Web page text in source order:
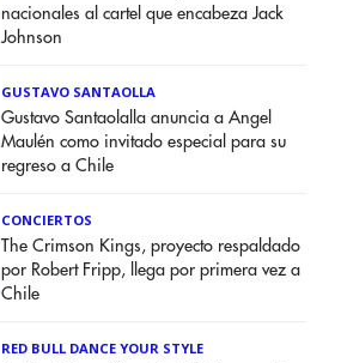
nacionales al cartel que encabeza Jack
Johnson
GUSTAVO SANTAOLLA
Gustavo Santaolalla anuncia a Angel
Maulén como invitado especial para su
regreso a Chile
CONCIERTOS
The Crimson Kings, proyecto respaldado
por Robert Fripp, llega por primera vez a
Chile
RED BULL DANCE YOUR STYLE